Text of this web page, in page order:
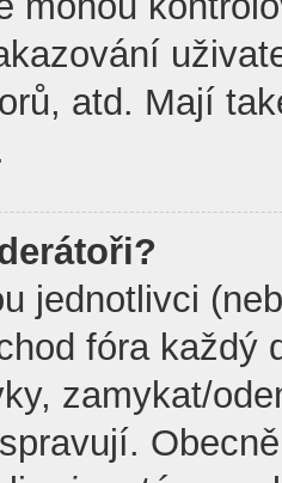
atd. Mají
jednotlivci
fóra každý
zamykat/